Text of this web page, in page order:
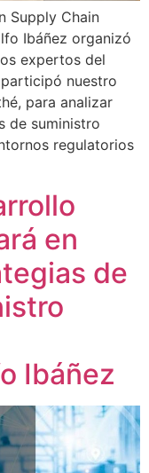
Supply Chain
Ibáñez organizó
expertos del
nuestro
para analizar
de suministro
regulatorios
en
de
Ibáñez